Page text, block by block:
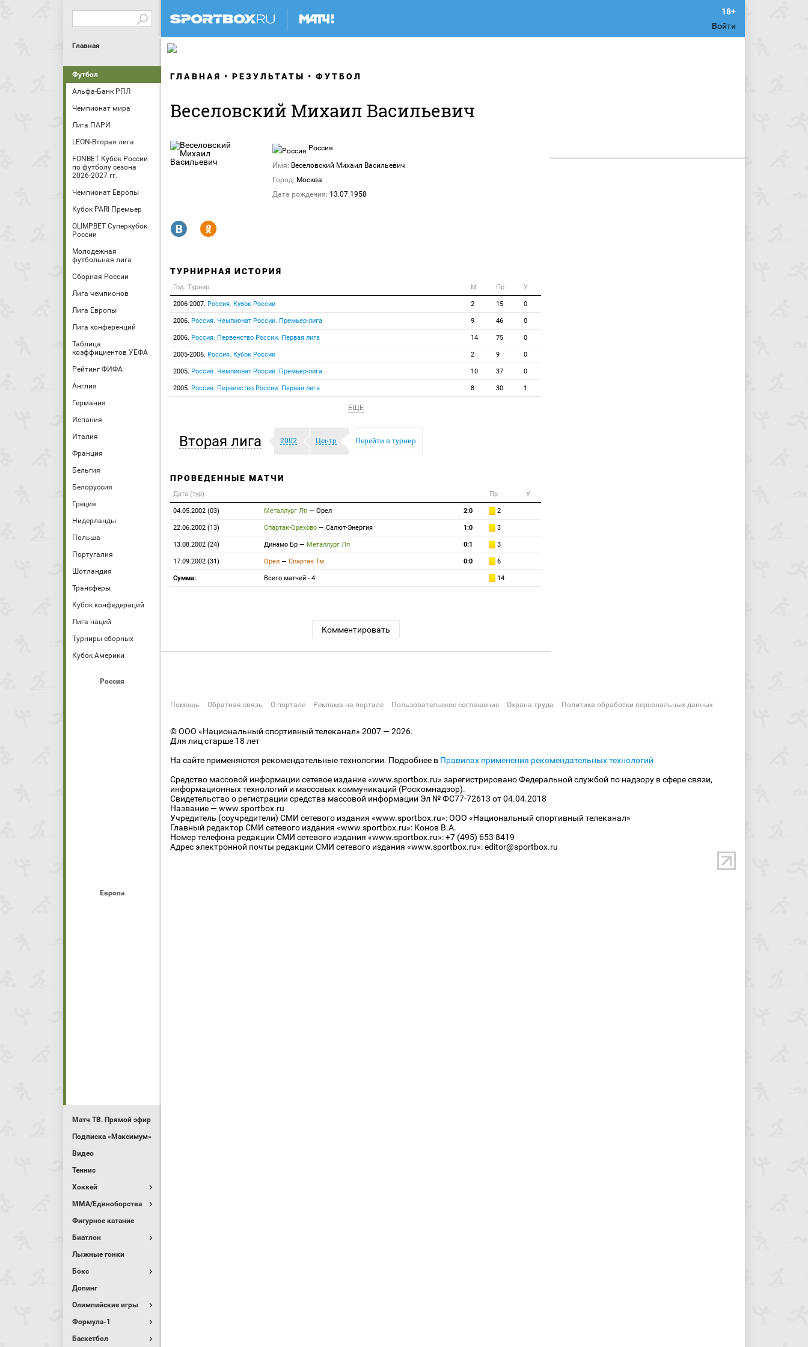
Войти
Главная
Футбол
Альфа-Банк РПЛ
Чемпионат мира
Лига ПАРИ
LEON-Вторая лига
FONBET Кубок России
по футболу сезона
2026-2027 гг.
Чемпионат Европы
Кубок PARI Премьер
OLIMPBET Суперкубок
России
Молодежная
футбольная лига
Сборная России
Лига чемпионов
Лига Европы
Лига конференций
Таблица
коэффициентов УЕФА
Рейтинг ФИФА
Англия
Германия
Испания
Италия
Франция
Бельгия
Белоруссия
Греция
Нидерланды
Польша
Португалия
Шотландия
Трансферы
Кубок конфедераций
Лига наций
Турниры сборных
Кубок Америки
Россия
Европа
Матч ТВ. Прямой эфир
Подписка «Максимум»
Видео
Теннис
Хоккей
MMA/Единоборства
Фигурное катание
Биатлон
Лыжные гонки
Бокс
Допинг
Олимпийские игры
Формула-1
Баскетбол
ГЛАВНАЯ РЕЗУЛЬТАТЫ ФУТБОЛ
Веселовский Михаил Васильевич
Россия
Имя: Веселовский Михаил Васильевич
Город: Москва
Дата рождения: 13.07.1958
R Y
ТУРНИРНАЯ ИСТОРИЯ
Год. Турнир М Пр У
2006-2007. Россия. Кубок России 2 15 0
2006. Россия. Чемпионат России. Премьер-лига 9 46 0
2006. Россия. Первенство России. Первая лига 14 75 0
2005-2006. Россия. Кубок России 2 9 0
2005. Россия. Чемпионат России. Премьер-лига 10 37 0
2005. Россия. Первенство России. Первая лига 8 30 1
ЕЩЕ
Вторая лига 2002 Центр Перейти в турнир
ПРОВЕДЕННЫЕ МАТЧИ
Дата (тур) Пр У
04.05.2002 (03) Металлург Лп — Орел 2:0 2
22.06.2002 (13) Спартак-Орехово — Салют-Энергия 1:0 3
13.08.2002 (24) Динамо Бр — Металлург Лп 0:1 3
17.09.2002 (31) Орел — Спартак Тм 0:0 6
Сумма: Всего матчей - 4 14
Комментировать
Помощь Обратная связь О портале Реклама на портале Пользовательское соглашение Охрана труда Политика обработки персональных данных
© ООО «Национальный спортивный телеканал» 2007 — 2026.
Для лиц старше 18 лет
На сайте применяются рекомендательные технологии. Подробнее в Правилах применения рекомендательных технологий
Средство массовой информации сетевое издание «www.sportbox.ru» зарегистрировано Федеральной службой по надзору в сфере связи,
информационных технологий и массовых коммуникаций (Роскомнадзор).
Свидетельство о регистрации средства массовой информации Эл № ФС77-72613 от 04.04.2018
Название — www.sportbox.ru
Учредитель (соучредители) СМИ сетевого издания «www.sportbox.ru»: ООО «Национальный спортивный телеканал»
Главный редактор СМИ сетевого издания «www.sportbox.ru»: Конов В.А.
Номер телефона редакции СМИ сетевого издания «www.sportbox.ru»: +7 (495) 653 8419
Адрес электронной почты редакции СМИ сетевого издания «www.sportbox.ru»: editor@sportbox.ru